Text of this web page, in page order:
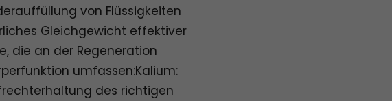
von Flüssigkeiten
Gleichgewicht effektiver
die an der Regeneration
umfassen:Kalium:
des richtigen